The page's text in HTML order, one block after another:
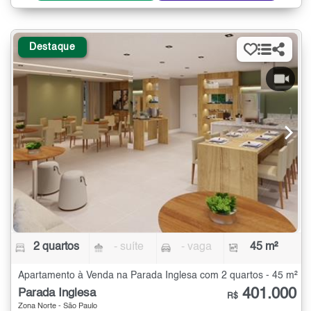
Destaque
2 quartos - suíte - vaga 45 m²
Apartamento à Venda na Parada Inglesa com 2 quartos - 45 m²
Parada Inglesa
Zona Norte - São Paulo
R$ 401.000